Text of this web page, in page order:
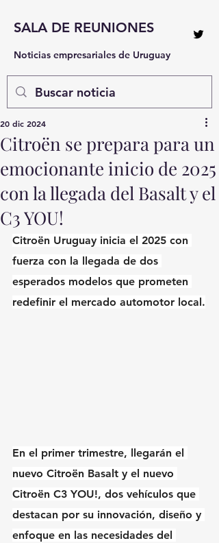
SALA DE REUNIONES
Noticias empresariales de Uruguay
Citroën se prepara para un
emocionante inicio de 2025
con la llegada del Basalt y el
C3 YOU!
20 dic 2024
Citroën Uruguay inicia el 2025 con
fuerza con la llegada de dos
esperados modelos que prometen
redefinir el mercado automotor local.
En el primer trimestre, llegarán el
nuevo Citroën Basalt y el nuevo
Citroën C3 YOU!, dos vehículos que
destacan por su innovación, diseño y
enfoque en las necesidades del